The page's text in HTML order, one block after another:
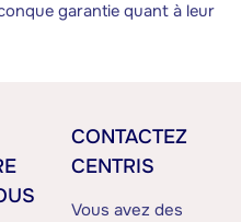
garantie quant à leur
CONTACTEZ
CENTRIS
Vous avez des